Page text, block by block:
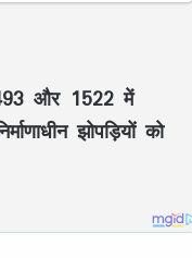
493 और 1522 में
झोपड़ियों को